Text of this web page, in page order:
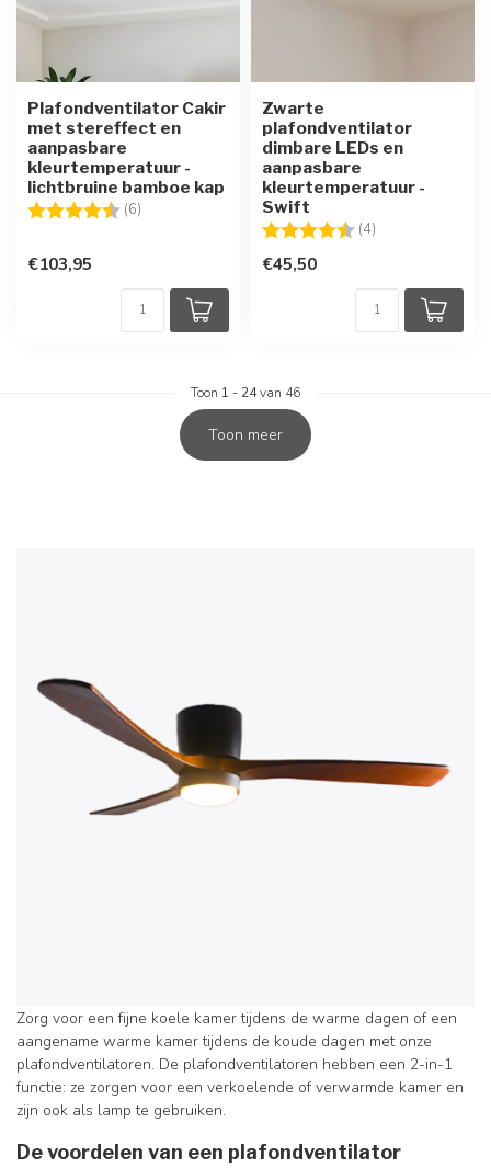
Plafondventilator Cakir
met stereffect en
aanpasbare
kleurtemperatuur -
lichtbruine bamboe kap
Beoordeling: (6)
€103,95
Zwarte
plafondventilator
dimbare LEDs en
aanpasbare
kleurtemperatuur -
Swift
Beoordeling: (4)
€45,50
Toon 1 - 24van 46
Toon meer
Zorg voor een fijne koele kamer tijdens de warme dagen of een
aangename warme kamer tijdens de koude dagen met onze
plafondventilatoren. De plafondventilatoren hebben een 2-in-1
functie: ze zorgen voor een verkoelende of verwarmde kamer en
zijn ook als lamp te gebruiken.
De voordelen van een plafondventilator